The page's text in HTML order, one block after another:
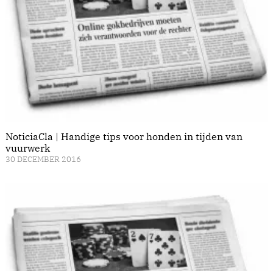
NoticiaCla | Handige tips voor honden in tijden van
vuurwerk
30 DECEMBER 2016